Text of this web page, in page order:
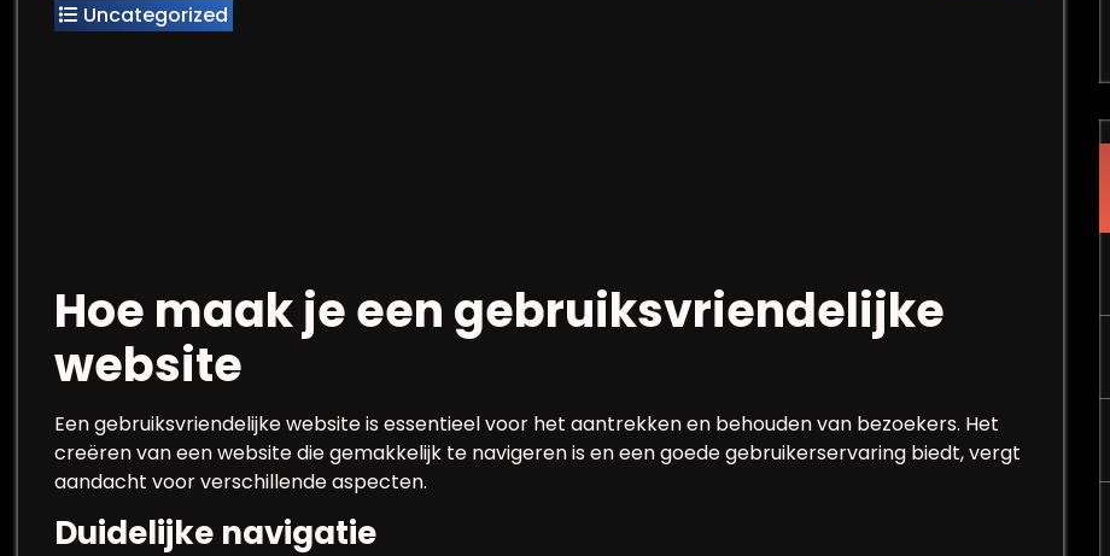
Uncategorized
Hoe maak je een gebruiksvriendelijke
website
Een gebruiksvriendelijke website is essentieel voor het aantrekken en behouden van bezoekers. Het
creëren van een website die gemakkelijk te navigeren is en een goede gebruikerservaring biedt, vergt
aandacht voor verschillende aspecten.
Duidelijke navigatie